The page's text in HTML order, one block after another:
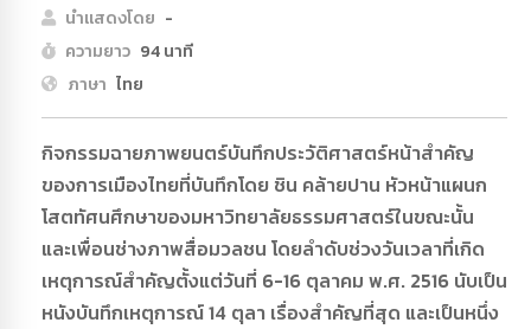
นำแสดงโดย -
ความยาว 94 นาที
ภาษา ไทย
กิจกรรมฉายภาพยนตร์บันทึกประวัติศาสตร์หน้าสำคัญ
ของการเมืองไทยที่บันทึกโดย ชิน คล้ายปาน หัวหน้าแผนก
โสตทัศนศึกษาของมหาวิทยาลัยธรรมศาสตร์ในขณะนั้น
และเพื่อนช่างภาพสื่อมวลชน โดยลำดับช่วงวันเวลาที่เกิด
เหตุการณ์สำคัญตั้งแต่วันที่ 6-16 ตุลาคม พ.ศ. 2516 นับเป็น
หนังบันทึกเหตุการณ์ 14 ตุลา เรื่องสำคัญที่สุด และเป็นหนึ่ง